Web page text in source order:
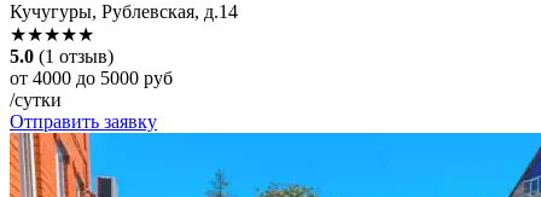
Кучугуры, Рублевская, д.14
★★★★★
5.0 (1 отзыв)
от 4000 до 5000 руб
/сутки
Отправить заявку